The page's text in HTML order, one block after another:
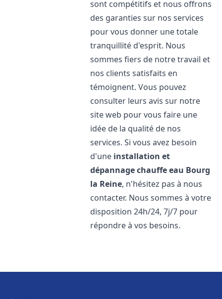
sont compétitifs et nous offrons
des garanties sur nos services
pour vous donner une totale
tranquillité d'esprit. Nous
sommes fiers de notre travail et
nos clients satisfaits en
témoignent. Vous pouvez
consulter leurs avis sur notre
site web pour vous faire une
idée de la qualité de nos
services. Si vous avez besoin
d'une installation et
dépannage chauffe eau Bourg
la Reine, n'hésitez pas à nous
contacter. Nous sommes à votre
disposition 24h/24, 7j/7 pour
répondre à vos besoins.